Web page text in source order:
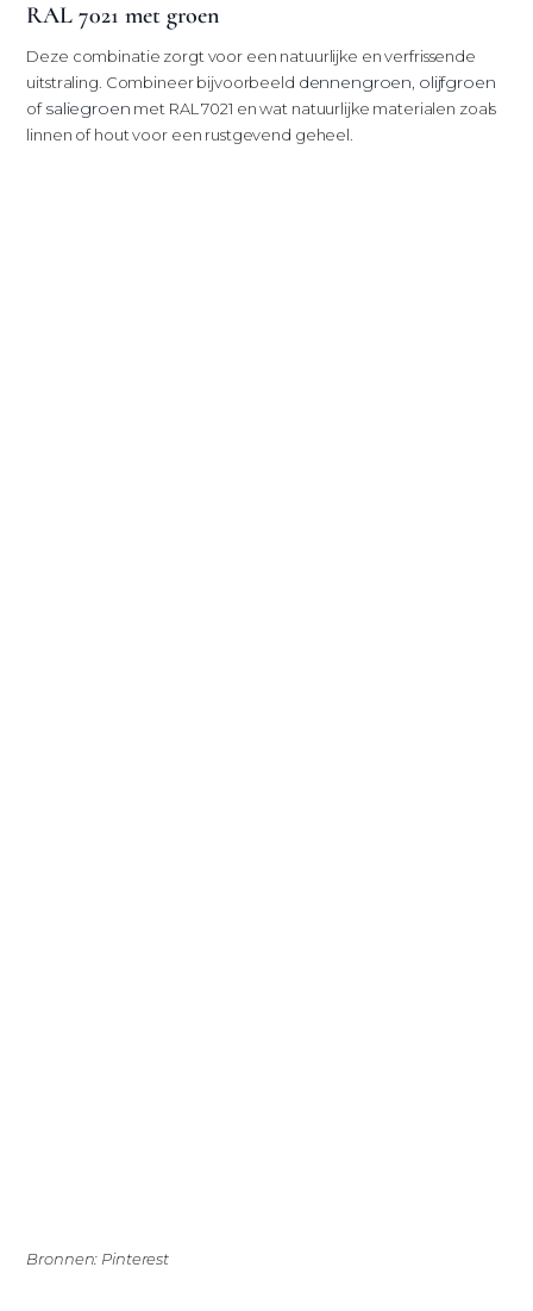
RAL 7021 met groen
Deze combinatie zorgt voor een natuurlijke en verfrissende
uitstraling. Combineer bijvoorbeeld dennengroen olijfgroen
ofsaliegroen met RAL 7021 en wat natuurlijke materialen zoals
linnen of hout voor een rustgevend geheel.
Bronnen: Pinterest